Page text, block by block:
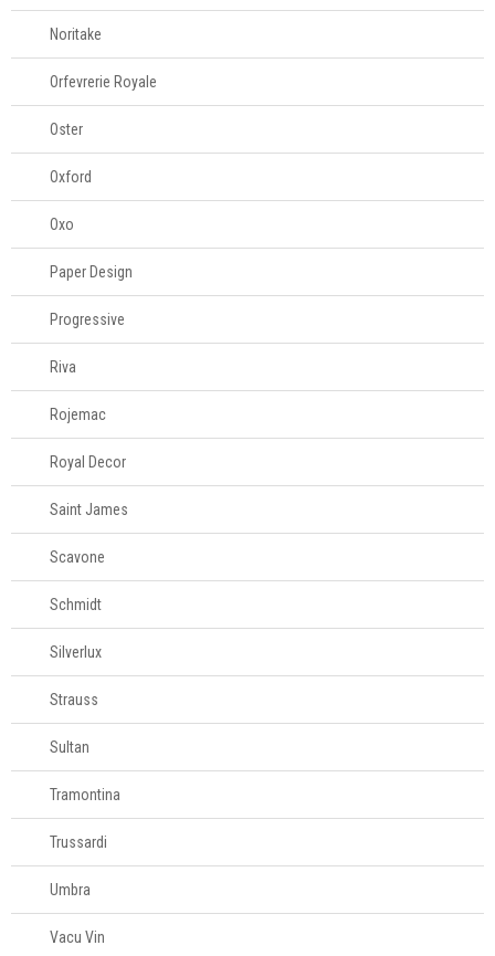
Noritake
Orfevrerie Royale
Oster
Oxford
Oxo
Paper Design
Progressive
Riva
Rojemac
Royal Decor
Saint James
Scavone
Schmidt
Silverlux
Strauss
Sultan
Tramontina
Trussardi
Umbra
Vacu Vin